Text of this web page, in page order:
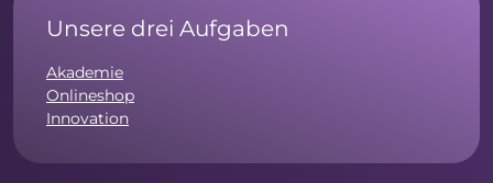
Unsere drei Aufgaben
Akademie
Onlineshop
Innovation